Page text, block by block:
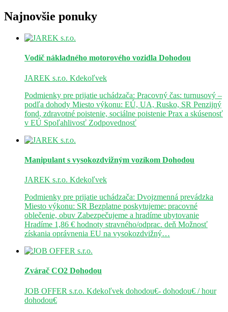
Najnovšie ponuky
Vodič nákladného motorového vozidla Dohodou
JAREK s.r.o. Kdekoľvek
Podmienky pre prijatie uchádzača: Pracovný čas: turnusový –
podľa dohody Miesto výkonu: EÚ, UA, Rusko, SR Penzijný
fond, zdravotné poistenie, sociálne poistenie Prax a skúsenosť
v EÚ Spoľahlivosť Zodpovednosť
Manipulant s vysokozdvižným vozíkom Dohodou
JAREK s.r.o. Kdekoľvek
Podmienky pre prijatie uchádzača: Dvojzmenná prevádzka
Miesto výkonu: SR Bezplatne poskytujeme: pracovné
oblečenie, obuv Zabezpečujeme a hradíme ubytovanie
Hradíme 1,86 € hodnoty stravného/odprac. deň Možnosť
získania oprávnenia EU na vysokozdvižný…
Zvárač CO2 Dohodou
JOB OFFER s.r.o. Kdekoľvek dohodou€- dohodou€ / hour
dohodou€